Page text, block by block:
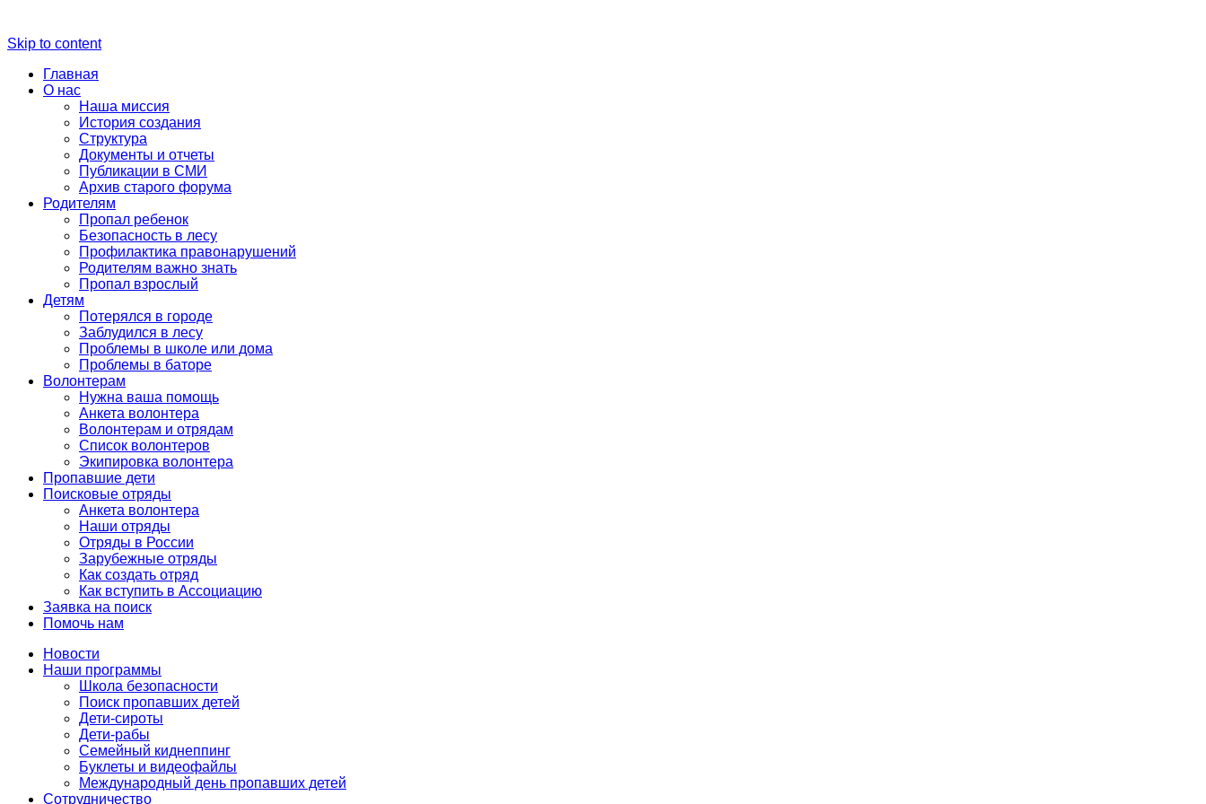
Skip to content
Главная
О нас
Наша миссия
История создания
Структура
Документы и отчеты
Публикации в СМИ
Архив старого форума
Родителям
Пропал ребенок
Безопасность в лесу
Профилактика правонарушений
Родителям важно знать
Пропал взрослый
Детям
Потерялся в городе
Заблудился в лесу
Проблемы в школе или дома
Проблемы в баторе
Волонтерам
Нужна ваша помощь
Анкета волонтера
Волонтерам и отрядам
Список волонтеров
Экипировка волонтера
Пропавшие дети
Поисковые отряды
Анкета волонтера
Наши отряды
Отряды в России
Зарубежные отряды
Как создать отряд
Как вступить в Ассоциацию
Заявка на поиск
Помочь нам
Новости
Наши программы
Школа безопасности
Поиск пропавших детей
Дети-сироты
Дети-рабы
Семейный киднеппинг
Буклеты и видеофайлы
Международный день пропавших детей
Сотрудничество